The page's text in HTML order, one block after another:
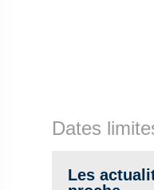
Dates
Les